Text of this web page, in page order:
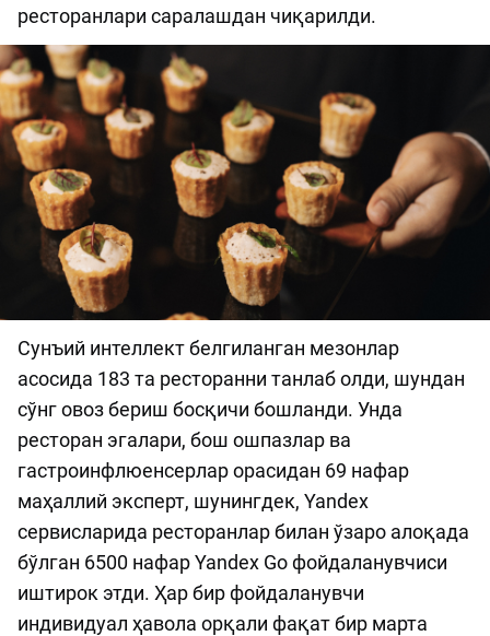
ресторанлари саралашдан чиқарилди.
Сунъий интеллект белгиланган мезонлар
асосида 183 та ресторанни танлаб олди, шундан
сўнг овоз бериш босқичи бошланди. Унда
ресторан эгалари, бош ошпазлар ва
гастроинфлюенсерлар орасидан 69 нафар
маҳаллий эксперт, шунингдек, Yandex
сервисларида ресторанлар билан ўзаро алоқада
бўлган 6500 нафар Yandex Go фойдаланувчиси
иштирок этди. Ҳар бир фойдаланувчи
индивидуал ҳавола орқали фақат бир марта